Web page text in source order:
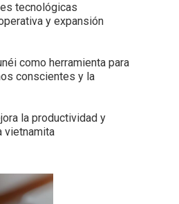
tecnológicas
y expansión
como herramienta para
conscientes y la
la productividad y
vietnamita